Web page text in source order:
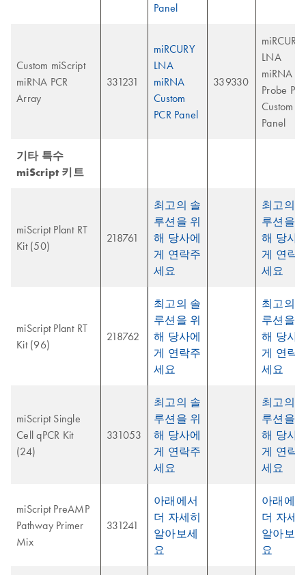
Panel
Custom miScript
miRNA PCR
Array
331231
miRCURY
LNA
miRNA
Custom
PCR Panel
339330
miRCURY
LNA
miRNA
Probe
Custom
Panel
기타 특수
miScript 키트
miScript Plant RT
Kit (50)
218761
최고의 솔
루션을 위
해 당사에
게 연락주
세요
최고의
루션을
해 당사
게 연락
세요
miScript Plant RT
Kit (96)
218762
최고의 솔
루션을 위
해 당사에
게 연락주
세요
최고의
루션을
해 당사
게 연락
세요
miScript Single
Cell qPCR Kit
(24)
331053
최고의 솔
루션을 위
해 당사에
게 연락주
세요
최고의
루션을
해 당사
게 연락
세요
miScript PreAMP
Pathway Primer
Mix
331241
아래에서
더 자세히
알아보세
요
아래에서
더 자세
알아보세
요